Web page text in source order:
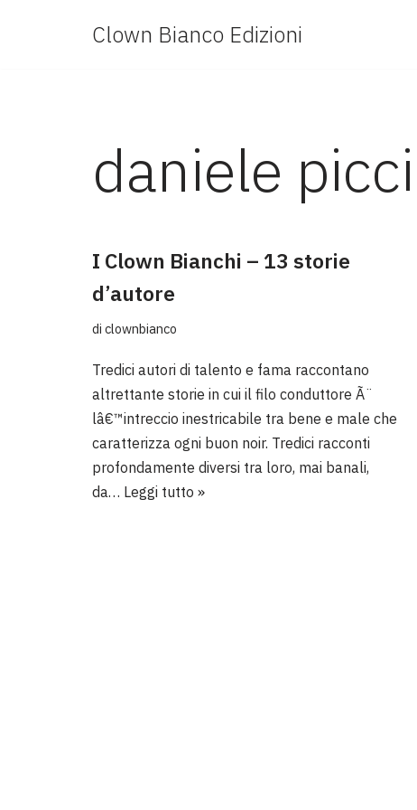
Clown Bianco Edizioni
daniele
I Clown Bianchi – 13 storie
d’autore
di clownbianco
Tredici autori di talento e fama raccontano
altrettante storie in cui il filo conduttore Ã¨
lâ€™intreccio inestricabile tra bene e male che
caratterizza ogni buon noir. Tredici racconti
profondamente diversi tra loro, mai banali,
da… Leggi tutto »